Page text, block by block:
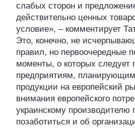
слабых сторон и
действительно ценных
условие», – комментирует
Это, конечно, не
правил, но первоочередные
моменты, о которых следует
предприятиям,
продукции на европейский
внимания европейского
украинскому производителю
позаботиться и об